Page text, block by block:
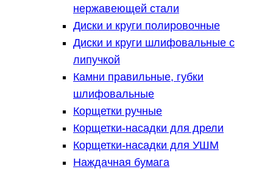
нержавеющей стали
Диски и круги полировочные
Диски и круги шлифовальные с
липучкой
Камни правильные, губки
шлифовальные
Корщетки ручные
Корщетки-насадки для дрели
Корщетки-насадки для УШМ
Наждачная бумага